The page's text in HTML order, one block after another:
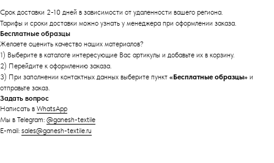
Срок доставки 2-10 дней в зависимости от удаленности вашего региона.
Тарифы и сроки доставки можно узнать у менеджера при оформлении заказа.
Бесплатные образцы
Желаете оценить качество наших материалов?
1) Выберите в каталоге интересующие Вас артикулы и добавьте их в корзину.
2) Перейдите к оформлению заказа.
3) При заполнении контактных данных выберите пункт «Бесплатные образцы» и
отправьте заказ.
Задать вопрос
Написать в WhatsApp
Мы в Telegram: @ganesh-textile
E-mail: sales@ganesh-textile.ru